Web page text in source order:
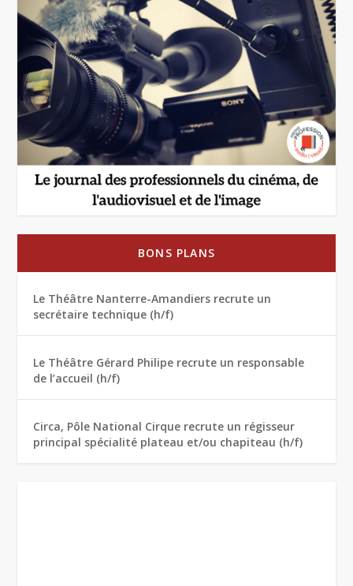
BONS PLANS
Le Théâtre Nanterre-Amandiers recrute un
secrétaire technique (h/f)
Le Théâtre Gérard Philipe recrute un responsable
de l’accueil (h/f)
Circa, Pôle National Cirque recrute un régisseur
principal spécialité plateau et/ou chapiteau (h/f)